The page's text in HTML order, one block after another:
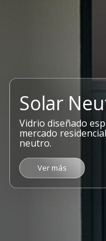
Solar
Vidrio diseñado
mercado
neutro.
Ver más